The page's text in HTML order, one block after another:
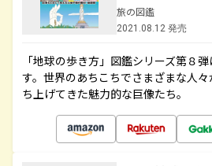
旅の図鑑
2021.08.12 発売
「地球の歩き方」図鑑シリーズ第８
す。世界のあちこちでさまざまな人
ち上げてきた魅力的な巨像たち。